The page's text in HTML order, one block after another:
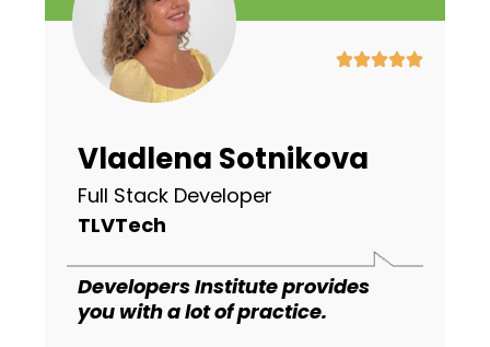
Vladlena Sotnikova
Full Stack Developer
TLVTech
Developers Institute provides
you with a lot of practice.